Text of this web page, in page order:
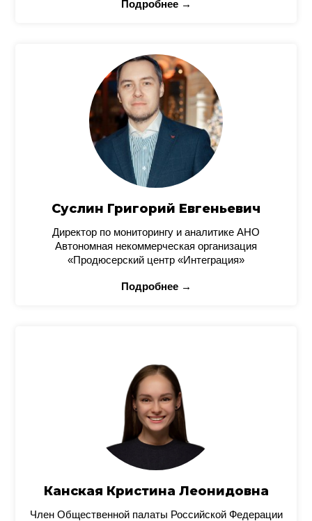
Подробнее →
Суслин Григорий Евгеньевич
Директор по мониторингу и аналитике АНО
Автономная некоммерческая организация
«Продюсерский центр «Интеграция»
Подробнее →
Канская Кристина Леонидовна
Член Общественной палаты Российской Федерации